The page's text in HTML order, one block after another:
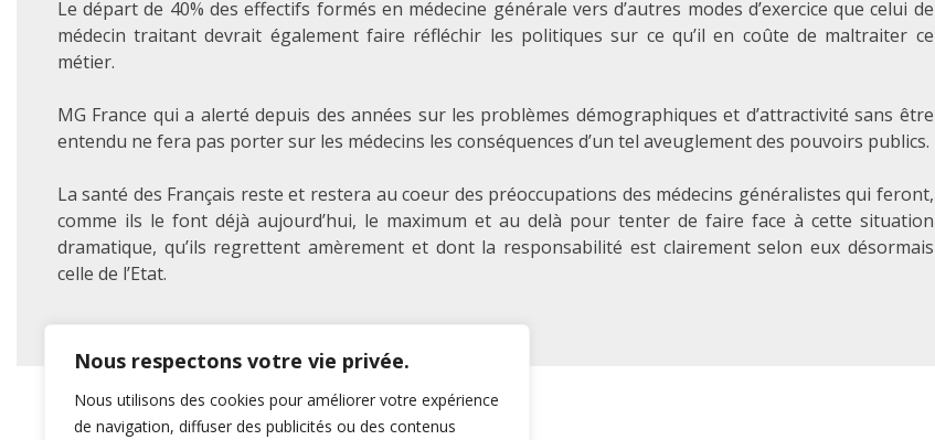
Nous respectons votre vie privée.
Nous utilisons des cookies pour améliorer votre expérience
de navigation, diffuser des publicités ou des contenus
Le départ de 40% des effectifs formés en médecine générale vers d’autres modes d’exercice que celui de
médecin traitant devrait également faire réfléchir les politiques sur ce qu’il en coûte de maltraiter ce
métier.
MG France qui a alerté depuis des années sur les problèmes démographiques et d’attractivité sans être
entendu ne fera pas porter sur les médecins les conséquences d’un tel aveuglement des pouvoirs publics.
La santé des Français reste et restera au coeur des préoccupations des médecins généralistes qui feront,
comme ils le font déjà aujourd’hui, le maximum et au delà pour tenter de faire face à cette situation
dramatique, qu’ils regrettent amèrement et dont la responsabilité est clairement selon eux désormais
celle de l’Etat.